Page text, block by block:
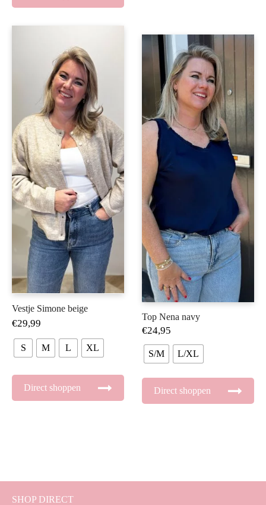
Vestje Simone beige
€29,99
S M L XL
Direct shoppen
Top Nena navy
€24,95
S/M L/XL
Direct shoppen
SHOP DIRECT